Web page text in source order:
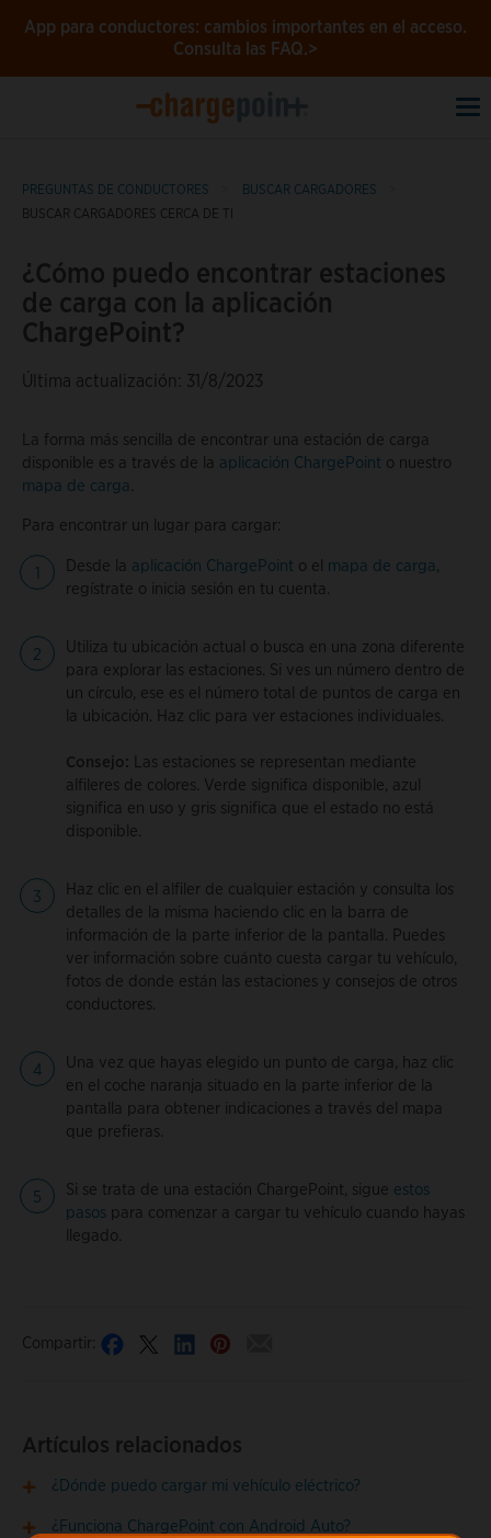
App para conductores: cambios importantes en el acceso.
Consulta las FAQ.>
PREGUNTAS DE CONDUCTORES
BUSCAR CARGADORES
BUSCAR CARGADORES CERCA DE TI
¿Cómo puedo encontrar estaciones
de carga con la aplicación
ChargePoint?
Última actualización: 31/8/2023
La forma más sencilla de encontrar una estación de carga
disponible es a través de la aplicación ChargePoint o nuestro
mapa de carga.
Para encontrar un lugar para cargar:
Desde la aplicación ChargePoint o el mapa de carga,
regístrate o inicia sesión en tu cuenta.
Utiliza tu ubicación actual o busca en una zona diferente
para explorar las estaciones. Si ves un número dentro de
un círculo, ese es el número total de puntos de carga en
la ubicación. Haz clic para ver estaciones individuales.
Consejo: Las estaciones se representan mediante
alfileres de colores. Verde significa disponible, azul
significa en uso y gris significa que el estado no está
disponible.
Haz clic en el alfiler de cualquier estación y consulta los
detalles de la misma haciendo clic en la barra de
información de la parte inferior de la pantalla. Puedes
ver información sobre cuánto cuesta cargar tu vehículo,
fotos de donde están las estaciones y consejos de otros
conductores.
Una vez que hayas elegido un punto de carga, haz clic
en el coche naranja situado en la parte inferior de la
pantalla para obtener indicaciones a través del mapa
que prefieras.
Si se trata de una estación ChargePoint, sigue estos
pasos para comenzar a cargar tu vehículo cuando hayas
llegado.
Compartir:
Artículos relacionados
¿Dónde puedo cargar mi vehículo eléctrico?
¿Funciona ChargePoint con Android Auto?